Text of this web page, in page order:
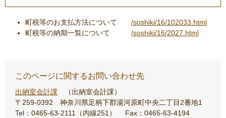
町税等のお支払方法について /soshiki/16/102033.html
町税等の納期一覧について /soshiki/16/2027.html
このページに関するお問い合わせ先
出納室会計課
出納室会計課
〒259-0392
神奈川県足柄下郡湯河原町中央二丁目2番地1
Tel：0465-63-2111（内線251）
Fax：0465-63-4194